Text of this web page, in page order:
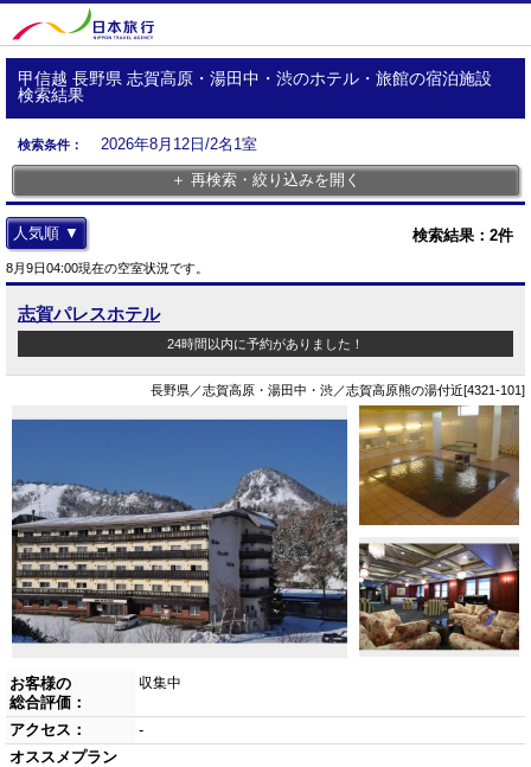
甲信越 長野県 志賀高原・湯田中・渋のホテル・旅館の宿泊施設
検索結果
検索条件：
2026年8月12日/2名1室
＋ 再検索・絞り込みを開く
検索結果： 2件
人気順 ▼
8月9日04:00現在の空室状況です。
志賀パレスホテル
24時間以内に予約がありました！
長野県／志賀高原・湯田中・渋／志賀高原熊の湯付近[4321-101]
お客様の
総合評価：
収集中
アクセス：
-
オススメプラン